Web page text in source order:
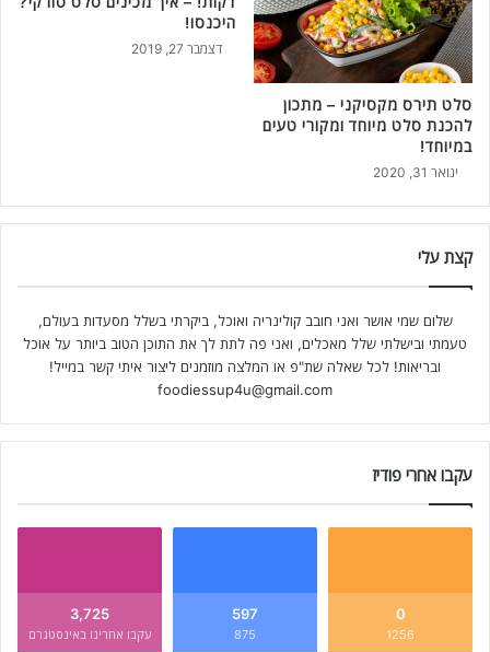
סלט תירס מקסיקני – מתכון
להכנת סלט מיוחד ומקורי טעים
במיוחד!
ינואר 31, 2020
היכנסו!
דצמבר 27, 2019
קצת עלי
שלום שמי אושר ואני חובב קולינריה ואוכל, ביקרתי בשלל מסעדות בעולם,
טעמתי ובישלתי שלל מאכלים, ואני פה לתת לך את התוכן הטוב ביותר על אוכל
ובריאות! לכל שאלה שת"פ או המלצה מוזמנים ליצור איתי קשר במייל!
foodiessup4u@gmail.com
עקבו אחרי פודיז
0
1256
597
875
3,725
עקבו אחרינו באינסטגרם